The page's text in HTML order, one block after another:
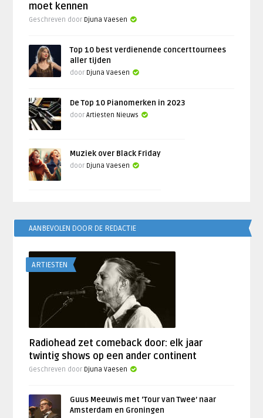
moet kennen
Geschreven door Djuna Vaesen
Top 10 best verdienende concerttournees
aller tijden
door Djuna Vaesen
De Top 10 Pianomerken in 2023
doorArtiesten Nieuws
Muziek over Black Friday
door Djuna Vaesen
AANBEVOLEN DOOR DE REDACTIE
ARTIESTEN
Radiohead zet comeback door: elk jaar
twintig shows op een ander continent
Geschreven door Djuna Vaesen
Guus Meeuwis met ‘Tour van Twee’ naar
Amsterdam en Groningen